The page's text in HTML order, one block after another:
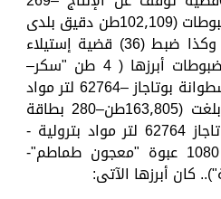
قضية متنوعة أخرى).. بمضبوطات (102٫109طن دقيق بلدى
مدعم–280 بطاقة ذكية)، وكذا ضبط (36) قضية إستيلاء
على السلع المدعومة بمضبوطات أبرزها ( 4 طن "سكر–
أسمدة مدعمة" –1466 إسطوانة بوتاجاز –62764 لتر مواد
بترولية)..بحجم مضبوطات بلغت (163٫805طن–280 بطاقة
ذكية –1466 إسطوانة بوتاجاز 62764 لتر مواد بترولية -
29678 عبوة "سجائر" – 1080 عبوة "معجون طماطم"-